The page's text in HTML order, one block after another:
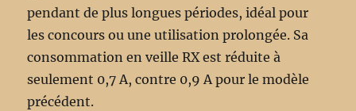
pendant de plus longues périodes, idéal pour
les concours ou une utilisation prolongée. Sa
consommation en veille RX est réduite à
seulement 0,7 A, contre 0,9 A pour le modèle
précédent.